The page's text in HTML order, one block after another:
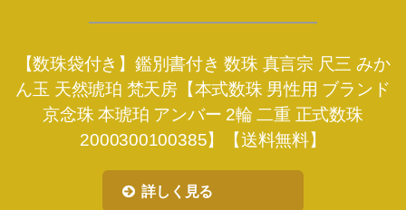
【数珠袋付き】鑑別書付き 数珠 真言宗 尺三 みか
ん玉 天然琥珀 梵天房【本式数珠 男性用 ブランド
京念珠 本琥珀 アンバー 2輪 二重 正式数珠
2000300100385】【送料無料】
詳しく見る